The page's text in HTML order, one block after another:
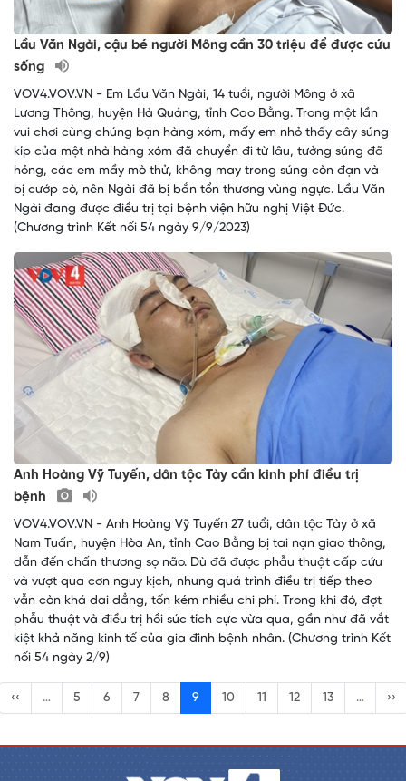
Lầu Văn Ngài, cậu bé người Mông cần 30 triệu để được cứu
sống
VOV4.VOV.VN - Em Lầu Văn Ngài, 14 tuổi, người Mông ở xã
Lương Thông, huyện Hà Quảng, tỉnh Cao Bằng. Trong một lần
vui chơi cùng chúng bạn hàng xóm, mấy em nhỏ thấy cây súng
kíp của một nhà hàng xóm đã chuyển đi từ lâu, tưởng súng đã
hỏng, các em mầy mò thử, không may trong súng còn đạn và
bị cướp cò, nên Ngài đã bị bắn tổn thương vùng ngực. Lầu Văn
Ngài đang được điều trị tại bệnh viện hữu nghị Việt Đức.
(Chương trình Kết nối 54 ngày 9/9/2023)
Anh Hoàng Vỹ Tuyến, dân tộc Tày cần kinh phí điều trị
bệnh
VOV4.VOV.VN - Anh Hoàng Vỹ Tuyến 27 tuổi, dân tộc Tày ở xã
Nam Tuấn, huyện Hòa An, tỉnh Cao Bằng bị tai nạn giao thông,
dẫn đến chấn thương sọ não. Dù đã được phẫu thuật cấp cứu
và vượt qua cơn nguy kịch, nhưng quá trình điều trị tiếp theo
vẫn còn khá dai dẳng, tốn kém nhiều chi phí. Trong khi đó, đợt
phẫu thuật và điều trị hồi sức tích cực vừa qua, gần như đã vắt
kiệt khả năng kinh tế của gia đình bệnh nhân. (Chương trình Kết
nối 54 ngày 2/9)
‹‹ … 5 6 7 8 9 10 11 12 13 … ››